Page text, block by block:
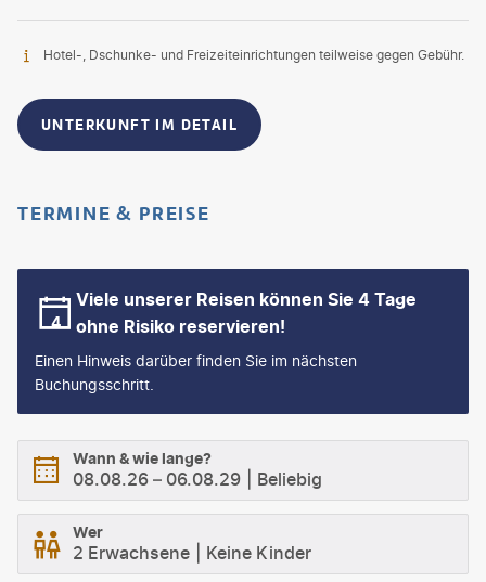
Hotel-, Dschunke- und Freizeiteinrichtungen teilweise gegen Gebühr.
UNTERKUNFT IM DETAIL
TERMINE & PREISE
Viele unserer Reisen können Sie 4 Tage
ohne Risiko reservieren!
Einen Hinweis darüber finden Sie im nächsten
Buchungsschritt.
Wann & wie lange?
08.08.26 – 06.08.29 Beliebig
Wer
2 Erwachsene Keine Kinder